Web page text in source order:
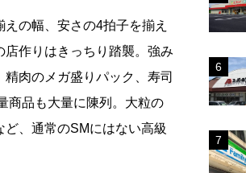
の幅、安さの4拍子を揃え
作りはきっちり踏襲。強み
肉のメガ盛りパック、寿司
商品も大量に陳列。大粒の
、通常のSMにはない高級